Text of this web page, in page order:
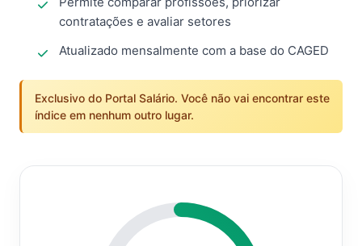
contratações e avaliar setores
Atualizado mensalmente com a base do CAGED
Exclusivo do Portal Salário. Você não vai encontrar este
índice em nenhum outro lugar.